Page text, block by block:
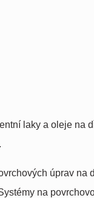
laky a oleje na
úprav na
na